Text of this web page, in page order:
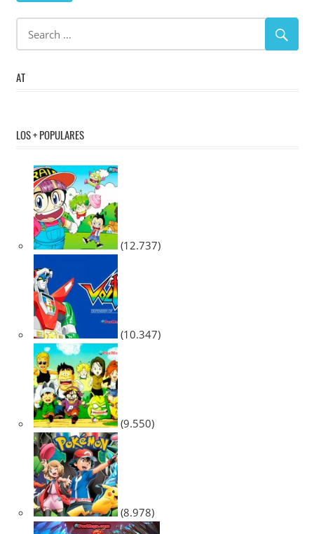
AT
LOS + POPULARES
(12.737)
(10.347)
(9.550)
(8.978)